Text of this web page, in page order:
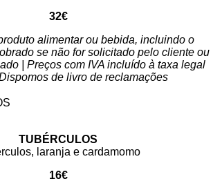
32€
alimentar ou bebida, incluindo o
se não for solicitado pelo cliente ou
| Preços com IVA incluído à taxa legal
de livro de reclamações
TUBÉRCULOS
laranja e cardamomo
16€